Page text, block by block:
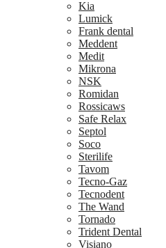
Kia
Lumick
Frank dental
Meddent
Medit
Mikrona
NSK
Romidan
Rossicaws
Safe Relax
Septol
Soco
Sterilife
Tavom
Tecno-Gaz
Tecnodent
The Wand
Tornado
Trident Dental
Visiano